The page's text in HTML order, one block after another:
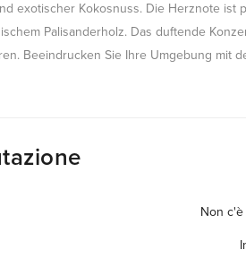
exotischer Kokosnuss. Die Herznote ist
Palisanderholz. Das duftende
Beeindrucken Sie Ihre Umgebung mit
Non